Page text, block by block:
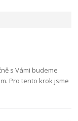
s Vámi budeme
Pro tento krok jsme